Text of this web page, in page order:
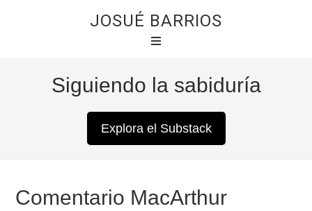
JOSUÉ BARRIOS
Siguiendo la sabiduría
Explora el Substack
Comentario MacArthur